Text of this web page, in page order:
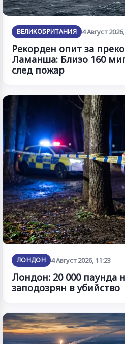
ВЕЛИКОБРИТАНИЯ 4 Август
Рекорден опит за
Ламанша: Близо 160
след пожар
ЛОНДОН 4 Август 2026, 11:23
Лондон: 20 000 паунда
заподозрян в убийство